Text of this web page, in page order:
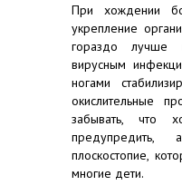
При хождении
укрепление
гораздо лучше
вирусным
ногами
окислительные
забывать, что
плоскостопие,
многие дети.